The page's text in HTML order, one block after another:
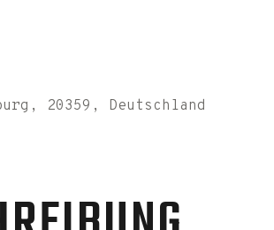
20359, Deutschland